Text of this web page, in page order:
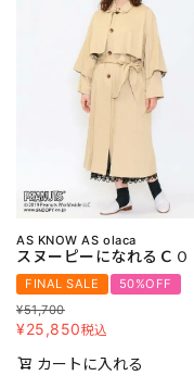
AS KNOW AS olaca
スヌーピーになれるＣＯ
FINAL SALE
50%OFF
¥51,700
¥25,850税込
カートに入れる